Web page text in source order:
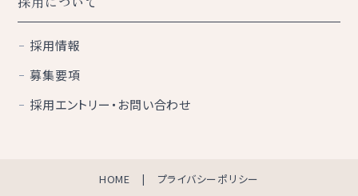
採用情報
募集要項
採用エントリー・お問い合わせ
HOME プライバシーポリシー